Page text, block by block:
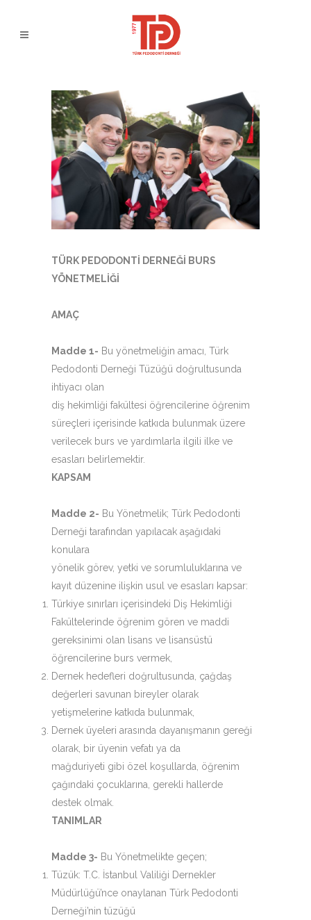
TÜRK PEDODONTİ DERNEĞİ BURS
YÖNETMELİĞİ
AMAÇ
Madde 1- Bu yönetmeliğin amacı, Türk
Pedodonti Derneği Tüzüğü doğrultusunda
ihtiyacı olan
diş hekimliği fakültesi öğrencilerine öğrenim
süreçleri içerisinde katkıda bulunmak üzere
verilecek burs ve yardımlarla ilgili ilke ve
esasları belirlemektir.
KAPSAM
Madde 2- Bu Yönetmelik; Türk Pedodonti
Derneği tarafından yapılacak aşağıdaki
konulara
yönelik görev, yetki ve sorumluluklarına ve
kayıt düzenine ilişkin usul ve esasları kapsar:
Türkiye sınırları içerisindeki Diş Hekimliği
Fakültelerinde öğrenim gören ve maddi
gereksinimi olan lisans ve lisansüstü
öğrencilerine burs vermek,
Dernek hedefleri doğrultusunda, çağdaş
değerleri savunan bireyler olarak
yetişmelerine katkıda bulunmak,
Dernek üyeleri arasında dayanışmanın gereği
olarak, bir üyenin vefatı ya da
mağduriyeti gibi özel koşullarda, öğrenim
çağındaki çocuklarına, gerekli hallerde
destek olmak.
TANIMLAR
Madde 3- Bu Yönetmelikte geçen;
Tüzük: T.C. İstanbul Valiliği Dernekler
Müdürlüğü’nce onaylanan Türk Pedodonti
Derneği’nin tüzüğü